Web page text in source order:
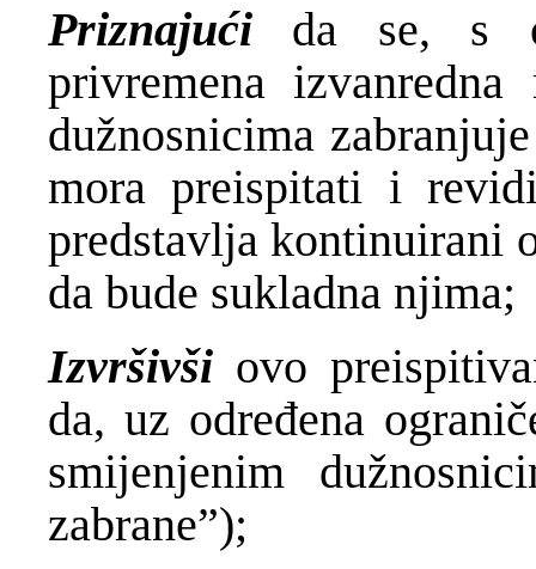
Priznajući da se, s
privremena
dužnosnicima
mora preispitati i
predstavlja kontinuirani
da bude sukladna njima;
Izvršivši ovo
da, uz određena
smijenjenim
zabrane”);